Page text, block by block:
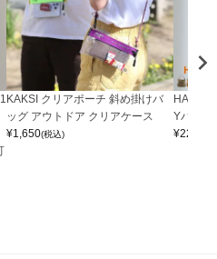
KAKSI クリアポーチ 斜め掛けバ
ッグ アウトドア クリアケース
¥1,650(税込)
Yバッグ
¥22,000